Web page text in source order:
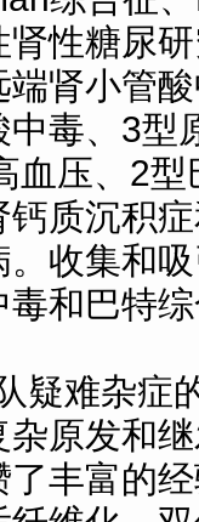
性糖尿
肾小管
毒、3型
血压、2
质沉积
收集和
和巴特
疑难杂症
原发和
丰富的